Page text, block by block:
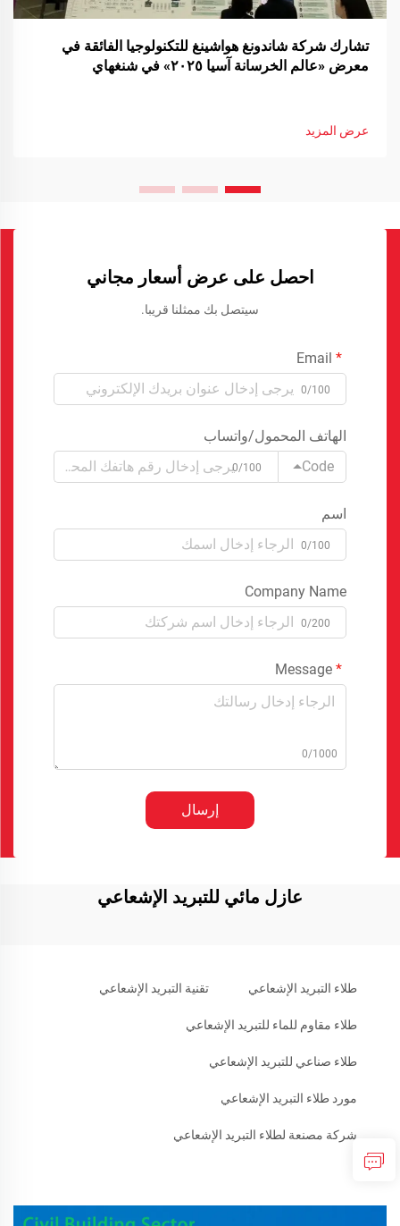
تشارك شركة شاندونغ هواشينغ للتكنولوجيا الفائقة في
معرض «عالم الخرسانة آسيا ٢٠٢٥» في شنغهاي
عرض المزيد
احصل على عرض أسعار مجاني
سيتصل بك ممثلنا قريبا.
0/100
الهاتف المحمول/واتساب
Code
0/100
اسم
0/100
Company Name
0/200
0/1000
إرسال
عازل مائي للتبريد الإشعاعي
طلاء التبريد الإشعاعي تقنية التبريد الإشعاعي
طلاء مقاوم للماء للتبريد الإشعاعي
طلاء صناعي للتبريد الإشعاعي
مورد طلاء التبريد الإشعاعي
شركة مصنعة لطلاء التبريد الإشعاعي